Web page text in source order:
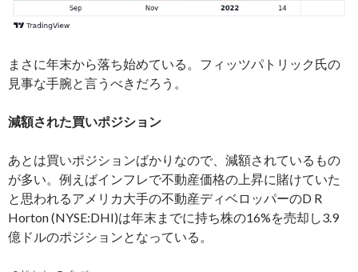
まさに年末から落ち始めている。フィッツパトリック氏の
見事な手腕と言うべきだろう。
減額された買いポジション
あとは買いポジションばかりなので、減額されているもの
が多い。例えばインフレで不動産価格の上昇に賭けていた
と思われるアメリカ大手の不動産ディベロッパーのD R
Horton (NYSE:DHI)は年末までに持ち株の16%を売却し3.9
億ドルのポジションとなっている。